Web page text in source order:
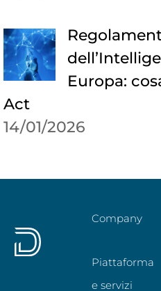
Europa:
Act
14/01/2026
Company
Piattaforma
e servizi